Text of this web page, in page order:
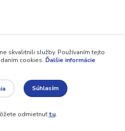
skvalitnili služby. Používaním tejto
cookies. Ďalšie informácie
Súhlasím
odmietnuťtu.